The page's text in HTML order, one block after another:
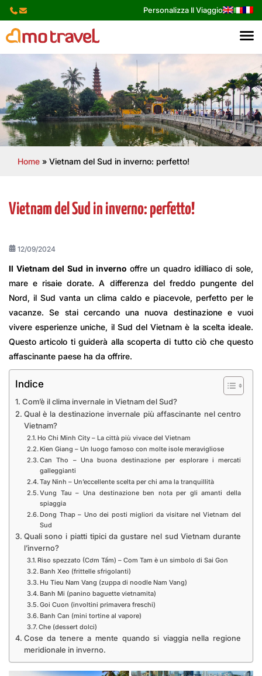
Skip
content
Personalizza Il Viaggio
Home » Vietnam del Sud in inverno: perfetto!
Vietnam del Sud in inverno: perfetto!
12/09/2024
Il Vietnam del Sud in inverno offre un quadro idilliaco di sole,
mare e risaie dorate. A differenza del freddo pungente del
Nord, il Sud vanta un clima caldo e piacevole, perfetto per le
vacanze. Se stai cercando una nuova destinazione e vuoi
vivere esperienze uniche, il Sud del Vietnam è la scelta ideale.
Questo articolo ti guiderà alla scoperta di tutto ciò che questo
affascinante paese ha da offrire.
Indice
Com’è il clima invernale in Vietnam del Sud?
Qual è la destinazione invernale più affascinante nel centro
Vietnam?
Ho Chi Minh City – La città più vivace del Vietnam
Kien Giang – Un luogo famoso con molte isole meravigliose
Can Tho – Una buona destinazione per esplorare i mercati
galleggianti
Tay Ninh – Un’eccellente scelta per chi ama la tranquillità
Vung Tau – Una destinazione ben nota per gli amanti della
spiaggia
Dong Thap – Uno dei posti migliori da visitare nel Vietnam del
Sud
Quali sono i piatti tipici da gustare nel sud Vietnam durante
l’inverno?
Riso spezzato (Cơm Tấm) – Com Tam è un simbolo di Sai Gon
Banh Xeo (frittelle sfrigolanti)
Hu Tieu Nam Vang (zuppa di noodle Nam Vang)
Banh Mi (panino baguette vietnamita)
Goi Cuon (involtini primavera freschi)
Banh Can (mini tortine al vapore)
Che (dessert dolci)
Cose da tenere a mente quando si viaggia nella regione
meridionale in inverno.